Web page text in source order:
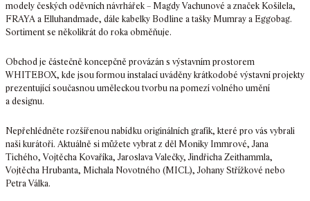
modely českých oděvních návrhářek – Magdy Vachunové a značek Košilela,
FRAYA a Elluhandmade, dále kabelky Bodline a tašky Mumray a Eggobag.
Sortiment se několikrát do roka obměňuje.
Obchod je částečně koncepčně provázán s výstavním prostorem
WHITEBOX, kde jsou formou instalací uváděny krátkodobé výstavní projekty
prezentující současnou uměleckou tvorbu na pomezí volného umění
a designu.
Nepřehlédněte rozšířenou nabídku originálních grafik, které pro vás vybrali
naši kurátoři. Aktuálně si můžete vybrat z děl Moniky Immrové, Jana
Tichého, Vojtěcha Kovaříka, Jaroslava Valečky, Jindřicha Zeithammla,
Vojtěcha Hrubanta, Michala Novotného (MICL), Johany Střížkové nebo
Petra Válka.